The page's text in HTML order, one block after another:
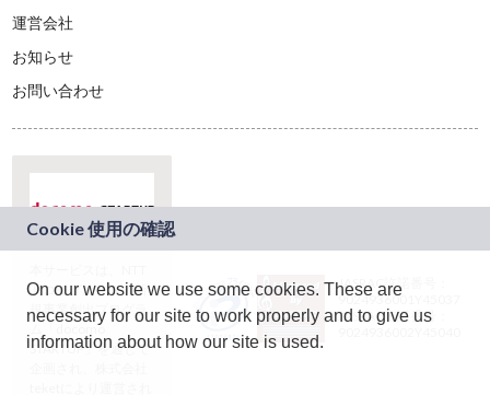
運営会社
お知らせ
お問い合わせ
ドコモグループの新
規事業創出プログラ
ム「docomo
STARTUP」を通じて
JASRAC許諾番号：
9024936001Y45037
JASRAC許諾番号：
On our website we use some cookies. These are
necessary for our site to work properly and to give us
information about how our site is used.